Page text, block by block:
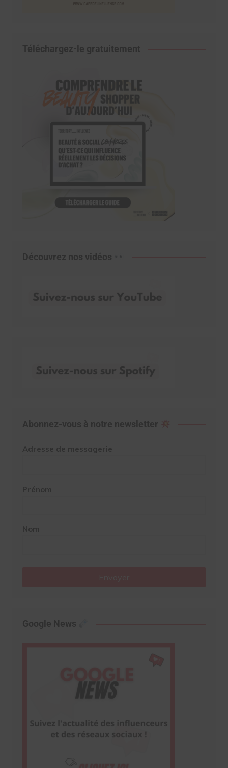
Téléchargez-le gratuitement
Découvrez nos vidéos
Abonnez-vous à notre newsletter
Adresse de messagerie
Prénom
Nom
Google News